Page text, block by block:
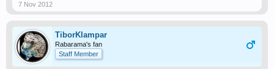
7 Nov 2012
TiborKlampar
Rabarama's fan
Staff Member